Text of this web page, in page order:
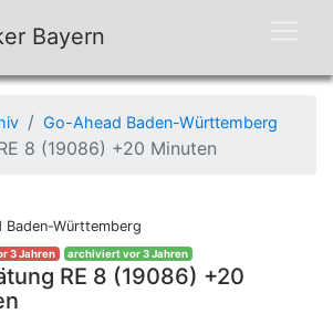
Bayern
Go-Ahead Baden-Württemberg
8 (19086) +20 Minuten
Baden-Württemberg
3 Jahren archiviert vor 3 Jahren
RE 8 (19086) +20